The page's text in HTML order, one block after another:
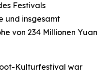
Festivals
und insgesamt
von 234 Millionen Yuan
Kulturfestival war